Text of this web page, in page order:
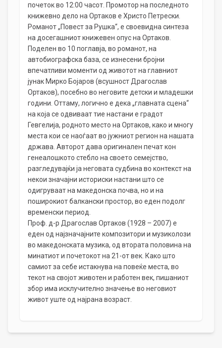
почеток во 12:00 часот. Промотор на последното
книжевно дело на Ортаков е Христо Петрески.
Романот „Повест за Рушка“, е своевидна синтеза
на досегашниот книжевен опус на Ортаков.
Поделен во 10 поглавја, во романот, на
автобиографска база, се изнесени бројни
впечатливи моменти од животот на главниот
јунак Мирко Бојаров (всушност Драгослав
Ортаков), посебно во неговите детски и младешки
години. Оттаму, логично е дека „главната сцена“
на која се одвиваат тие настани е градот
Гевгелија, родното место на Ортаков, како и многу
места кои се наоѓаат во јужниот регион на нашата
држава. Авторот дава оригинален печат кон
генеалошкото стебло на своето семејство,
разгледувајќи ја неговата судбина во контекст на
некои значајни историски настани што се
одигруваат на македонска почва, но и на
поширокиот балкански простор, во еден подолг
временски период.
Проф. д-р Драгослав Ортаков (1928 – 2007) е
еден од најзначајните композитори и музиколози
во македонската музика, од втората половина на
минатиот и почетокот на 21-от век. Како што
самиот за себе истакнува на повеќе места, во
текот на својот животен и работен век, пишаниот
збор има исклучително значење во неговиот
живот уште од најрана возраст.